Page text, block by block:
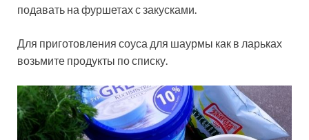
подавать на фуршетах с закусками.
Для приготовления соуса для шаурмы как в ларьках
возьмите продукты по списку.